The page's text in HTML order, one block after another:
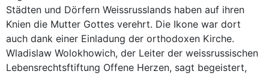
Städten und Dörfern Weissrusslands haben auf ihren
Knien die Mutter Gottes verehrt. Die Ikone war dort
auch dank einer Einladung der orthodoxen Kirche.
Wladislaw Wolokhowich, der Leiter der weissrussischen
Lebensrechtsftiftung Offene Herzen, sagt begeistert,